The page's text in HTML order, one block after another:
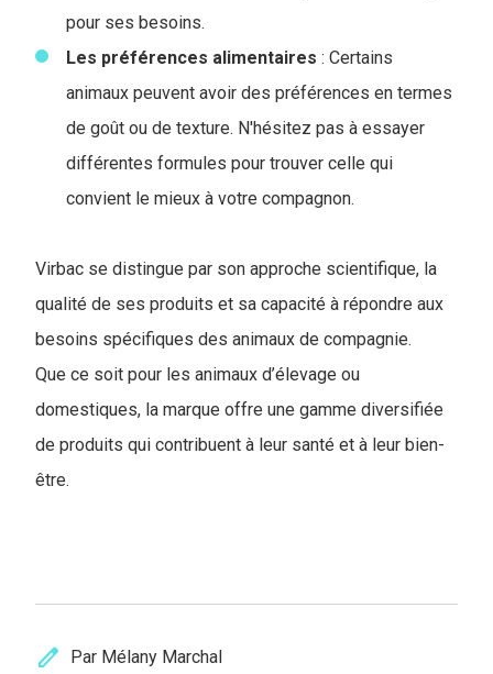
pour ses besoins.
Les préférences alimentaires : Certains
animaux peuvent avoir des préférences en termes
de goût ou de texture. N'hésitez pas à essayer
différentes formules pour trouver celle qui
convient le mieux à votre compagnon.
Virbac se distingue par son approche scientifique, la
qualité de ses produits et sa capacité à répondre aux
besoins spécifiques des animaux de compagnie.
Que ce soit pour les animaux d’élevage ou
domestiques, la marque offre une gamme diversifiée
de produits qui contribuent à leur santé et à leur bien-
être.
edit Par Mélany Marchal